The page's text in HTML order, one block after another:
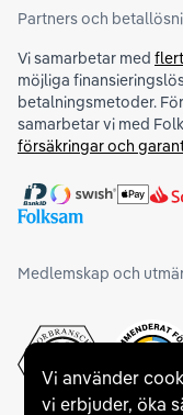
Vi använder
vi erbjuder, öka
Partners och
Vi samarbetar med
möjliga
betalningsmetoder.
samarbetar vi med
försäkringar och
Medlemskap och